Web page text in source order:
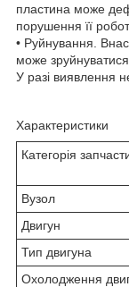
пластина може
порушення її
• Руйнування.
може
У разі виявлення
Характеристики
Категорія
Вузол
Двигун
Тип двигуна
Охолодження